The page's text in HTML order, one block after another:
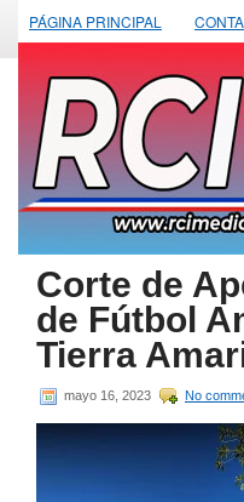
PÁGINA PRINCIPAL
Corte de
de Fútbol
Tierra
mayo 16, 2023 No